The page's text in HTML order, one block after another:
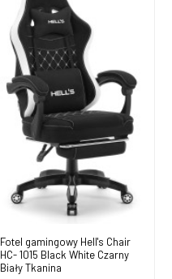
Fotel gamingowy Hell's Chair
HC- 1015 Black White Czarny
Biały Tkanina